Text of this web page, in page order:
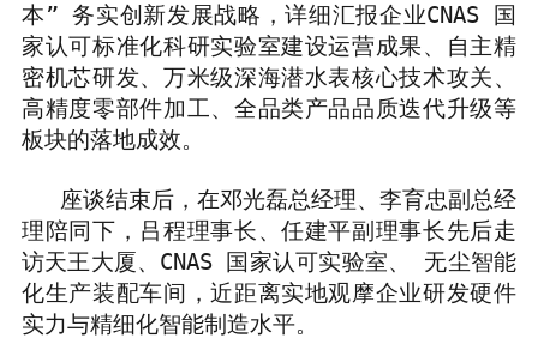
本”务实创新发展战略，详细汇报企业CNAS 国
家认可标准化科研实验室建设运营成果、自主精
密机芯研发、万米级深海潜水表核心技术攻关、
高精度零部件加工、全品类产品品质迭代升级等
板块的落地成效。
座谈结束后，在邓光磊总经理、李育忠副总经
理陪同下，吕程理事长、任建平副理事长先后走
访天王大厦、 CNAS 国家认可实验室、 无尘智能
化生产装配车间，近距离实地观摩企业研发硬件
实力与精细化智能制造水平。